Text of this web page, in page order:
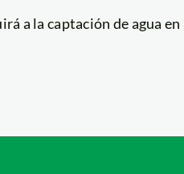
a la captación de agua